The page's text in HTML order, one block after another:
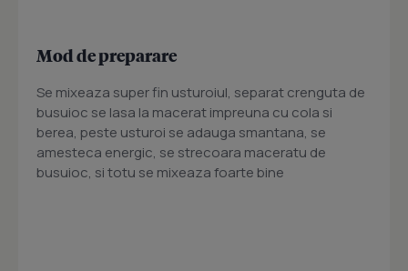
Mod de preparare
Se mixeaza super fin usturoiul, separat crenguta de
busuioc se lasa la macerat impreuna cu cola si
berea, peste usturoi se adauga smantana, se
amesteca energic, se strecoara maceratu de
busuioc, si totu se mixeaza foarte bine